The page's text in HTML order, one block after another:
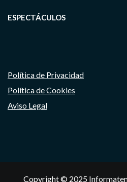
ESPECTÁCULOS
Política de Privacidad
Política de Cookies
Aviso Legal
Copyright © 2025